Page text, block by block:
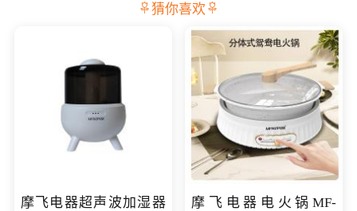
猜你喜欢
摩飞电器超声波加湿器
摩飞电器电火锅MF-